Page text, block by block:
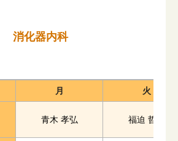
消化器内科
月 火
青木 孝弘 福迫 哲史